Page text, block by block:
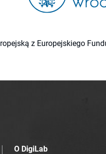
z Europejskiego
O DigiLab